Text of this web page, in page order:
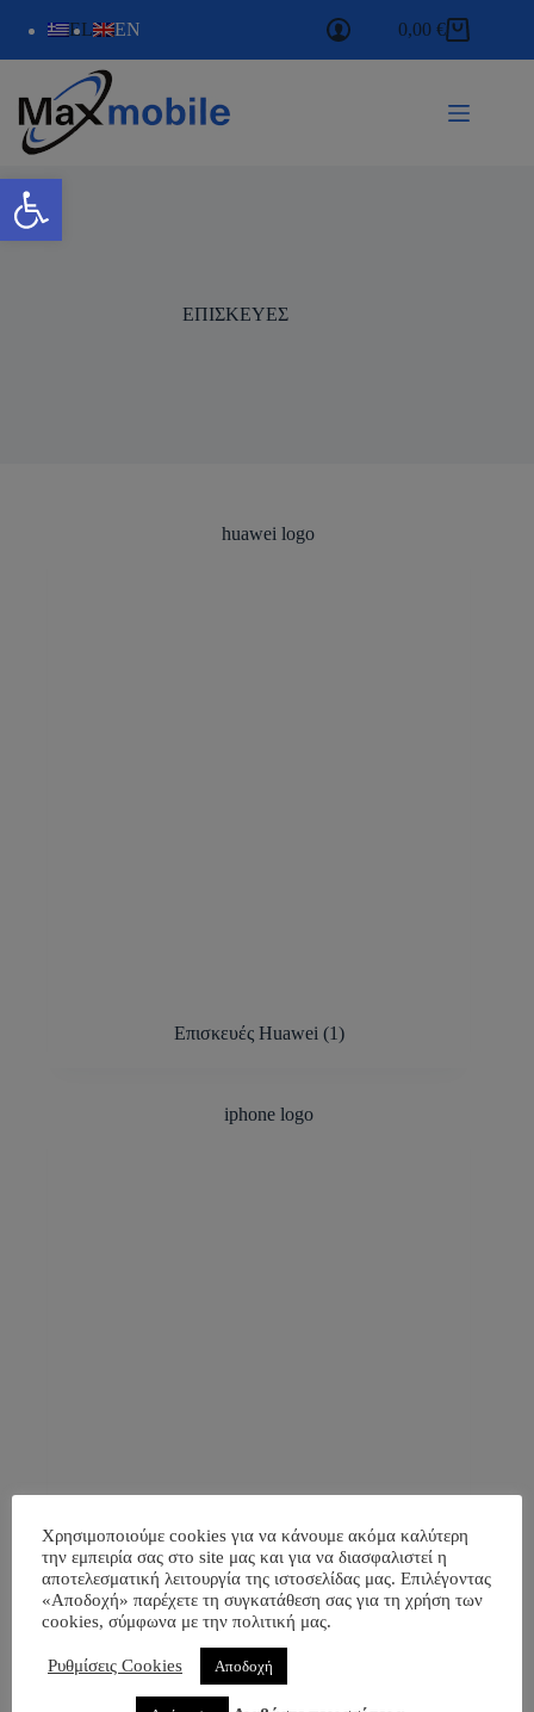
Ανοίξτε τη γραμμή εργαλείων
EL EN 0,00€
ΕΠΙΣΚΕΥΕΣ
Επισκευές Huawei (1)
Επισκευές Iphone(1)
Χρησιμοποιούμε cookies για να κάνουμε ακόμα καλύτερη
την εμπειρία σας στο site μας και για να διασφαλιστεί η
αποτελεσματική λειτουργία της ιστοσελίδας μας. Επιλέγοντας
«Αποδοχή» παρέχετε τη συγκατάθεση σας για τη χρήση των
cookies, σύμφωνα με την πολιτική μας.
Ρυθμίσεις Cookies Αποδοχή